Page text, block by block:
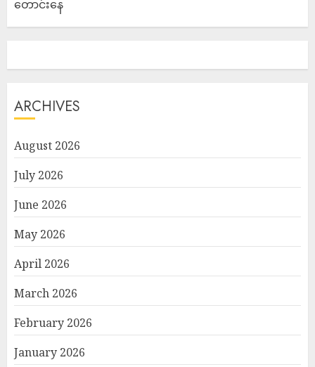
တောင်းနေ
ARCHIVES
August 2026
July 2026
June 2026
May 2026
April 2026
March 2026
February 2026
January 2026